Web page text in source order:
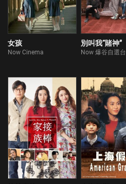
女孩
Now Cinema
別叫我“賭神”
Now 爆谷自選台